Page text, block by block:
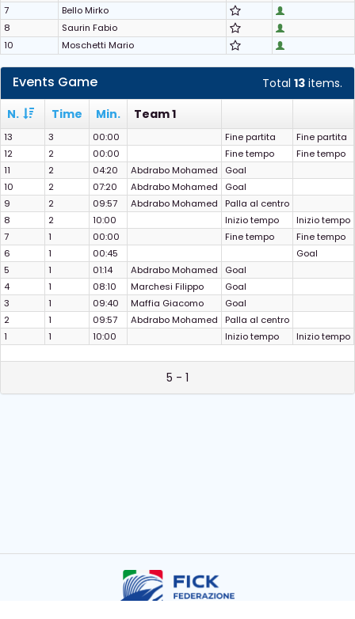
7
Bello Mirko
8
Saurin Fabio
10
Moschetti Mario
Total 13 items.
Events Game
N. Time Min. Team 1
13 3 00:00 Fine partita
Fine partita
12
2 00:00 Fine tempo
Fine tempo
11
2 04:20 Abdrabo Mohamed
Goal
10
2 07:20 Abdrabo Mohamed
Goal
9
2 09:57 Abdrabo Mohamed
Palla al centro
8
2 10:00 Inizio tempo
Inizio tempo
7
1 00:00 Fine tempo
Fine tempo
6
1 00:45
Goal
5
1 01:14 Abdrabo Mohamed
Goal
4
1 08:10 Marchesi Filippo
Goal
3
1 09:40 Maffia Giacomo
Goal
2
1 09:57 Abdrabo Mohamed
Palla al centro
1
1 10:00 Inizio tempo Inizio tempo
5 - 1